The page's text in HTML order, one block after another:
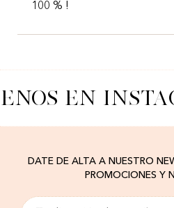
100 % !
EN
DATE DE ALTA A NUESTRO
PROMOCIONES Y